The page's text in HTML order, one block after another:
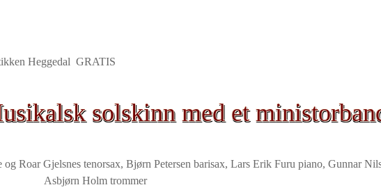
Heggedal GRATIS
solskinn med et
Roar Gjelsnes tenorsax, Bjørn Petersen barisax, Lars Erik Furu piano, Gunnar
Asbjørn Holm trommer